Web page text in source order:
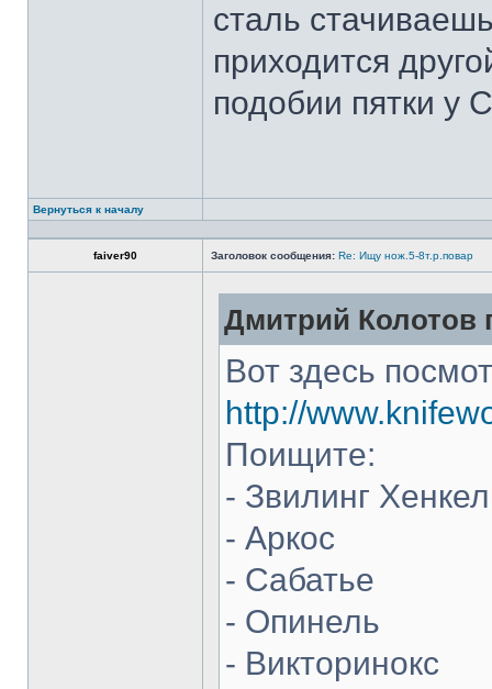
сталь
приходится
подобии пятки у
Вернуться к началу
faiver90 Заголовок сообщения: Re: Ищу нож.5-8т.р.повар
Дмитрий Колотов
Вот здесь
http://
Поищите:
- Звилинг
- Аркос
- Сабатье
- Опинель
- Викторинокс